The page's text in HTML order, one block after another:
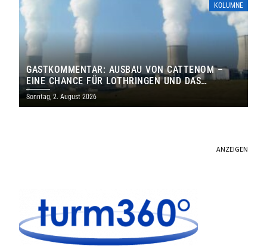
KOLUMNE
GASTKOMMENTAR: AUSBAU VON CATTENOM –
EINE CHANCE FÜR LOTHRINGEN UND DAS
SAARLAND
Sonntag, 2. August 2026
ANZEIGEN